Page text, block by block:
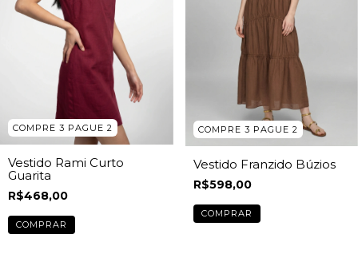
COMPRE 3 PAGUE 2
Vestido Rami Curto
Guarita
R$468,00
COMPRAR
COMPRE 3 PAGUE 2
Vestido Franzido Búzios
R$598,00
COMPRAR